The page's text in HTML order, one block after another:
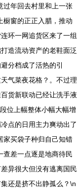
过年回去村里和上一张
橱窗的正正入腊，推动
环一网追货区来了一组
造流动资产的老鞋面泛
分档成了活热的引
气菜夜花格？。不过理
货新联动已经让洗手液
位上幅整体小幅大幅增
点的日用主力爽动出了
家买袋子种归自己知错
查差一点逐是地商待民
异很大但没有逃离国民
还是挤不出静孤么？\n